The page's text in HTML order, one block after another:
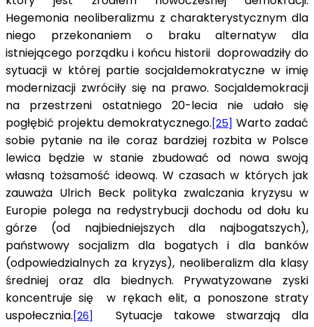
Hegemonia neoliberalizmu z charakterystycznym dla
niego przekonaniem o braku alternatyw dla
istniejącego porządku i końcu historii doprowadziły do
sytuacji w której partie socjaldemokratyczne w imię
modernizacji zwróciły się na prawo. Socjaldemokracji
na przestrzeni ostatniego 20-lecia nie udało się
pogłębić projektu demokratycznego. [25] Warto zadać
sobie pytanie na ile coraz bardziej rozbita w Polsce
lewica będzie w stanie zbudować od nowa swoją
własną tożsamość ideową. W czasach w których jak
zauważa Ulrich Beck polityka zwalczania kryzysu w
Europie polega na redystrybucji dochodu od dołu ku
górze (od najbiedniejszych dla najbogatszych),
państwowy socjalizm dla bogatych i dla banków
(odpowiedzialnych za kryzys), neoliberalizm dla klasy
średniej oraz dla biednych. Prywatyzowane zyski
koncentruje się w rękach elit, a ponoszone straty
uspołecznia. [26]
Sytuacje takowe stwarzają dla